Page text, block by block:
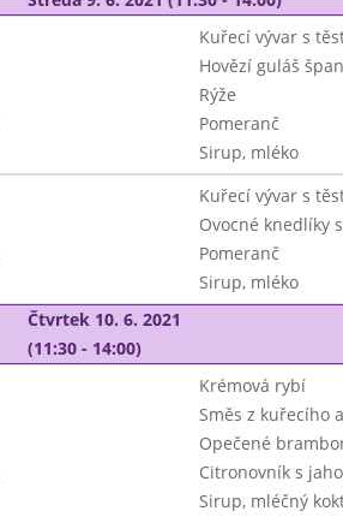
Kuřecí vývar s
Hovězí guláš
Rýže
Pomeranč
Sirup, mléko
Kuřecí vývar s
Ovocné knedlíky
Pomeranč
Sirup, mléko
Čtvrtek 10. 6. 2021
(11:30 - 14:00)
Krémová rybí
Směs z kuřecího
Opečené
Citronovník s
Sirup, mléčný